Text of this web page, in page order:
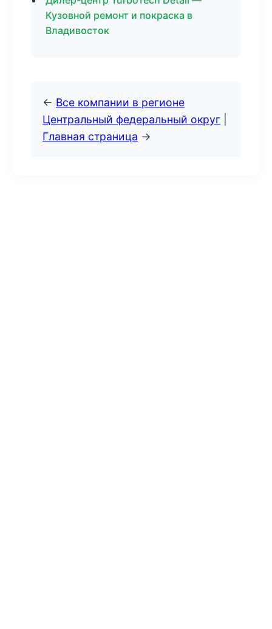
Кузовной ремонт и покраска в
Владивосток
← Все компании в регионе
Центральный федеральный округ
Главная страница →